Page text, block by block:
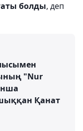
болды, деп
"Nur
Қанат